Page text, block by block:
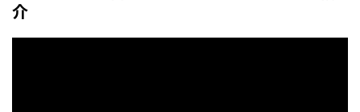
介